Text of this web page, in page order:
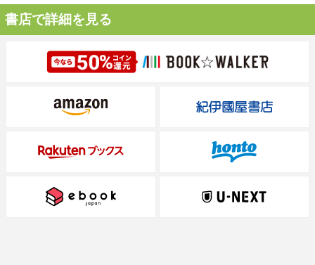
書店で詳細を見る